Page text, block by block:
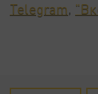
Telegram,